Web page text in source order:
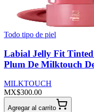
Todo tipo de piel
Labial Jelly Fit
Plum De Milktouch
MILKTOUCH
MX$300.00
Agregar al carrito